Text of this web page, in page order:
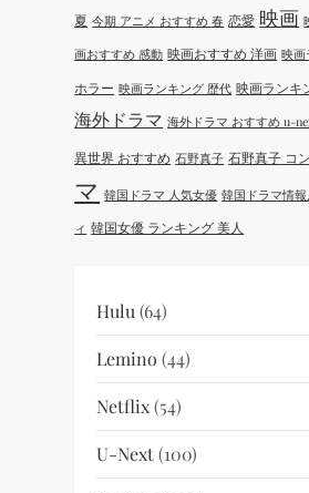
夏 今期 アニメ おすすめ 春 恋愛 映画
画おすすめ 感動 映画おすすめ 洋画 映画
ホラー 映画ランキング 歴代 映画ランキ
海外ドラマ 海外ドラマ おすすめ u-
異世界 おすすめ 石野真子 石野真子 コ
マ 韓国ドラマ 人気女優 韓国ドラマ情報
ィ 韓国女優 ランキング 美人
Hulu (64)
Lemino (44)
Netflix(54)
U-Next(100)